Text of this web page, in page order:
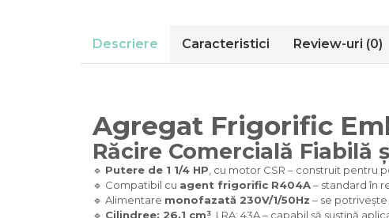
Descriere Caracteristici Review-uri (0)
Agregat Frigorific
Răcire Comercială Fiabilă
🔹 Putere de 1 1/4 HP , cu motor CSR – construit pentru
🔹 Compatibil cu agent frigorific R404A– standard în
🔹 Alimentare monofazată 230V/1/50Hz – se
🔹 Cilindree: 26.1 cm³ , LRA: 43A – capabil să susțină